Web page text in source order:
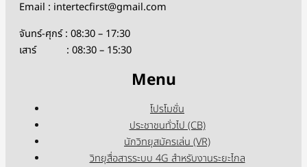
Email : intertecfirst@gmail.com
จันทร์-ศุกร์ : 08:30 – 17:30
เสาร์ : 08:30 – 15:30
Menu
โปรโมชั่น
ประชาชนทั่วไป (CB)
นักวิทยุสมัครเล่น (VR)
วิทยุสื่อสารระบบ 4G สำหรับงานระยะไกล